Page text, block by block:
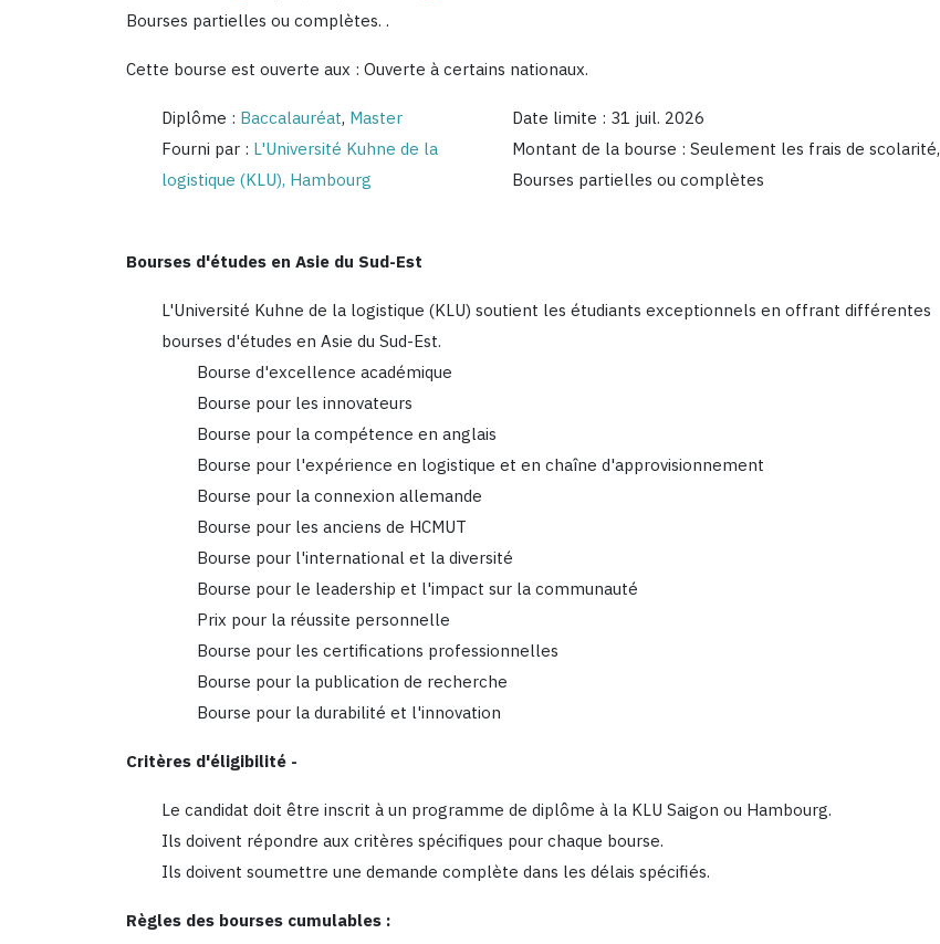
Bourses partielles ou complètes. .
Cette bourse est ouverte aux : Ouverte à certains nationaux.
Diplôme : Baccalauréat, Master
Fourni par : L'Université Kuhne de la
logistique (KLU), Hambourg
Date limite : 31 juil. 2026
Montant de la bourse : Seulement les frais de scolarité,
Bourses partielles ou complètes
Bourses d'études en Asie du Sud-Est
L'Université Kuhne de la logistique (KLU) soutient les étudiants exceptionnels en offrant différentes
bourses d'études en Asie du Sud-Est.
Bourse d'excellence académique
Bourse pour les innovateurs
Bourse pour la compétence en anglais
Bourse pour l'expérience en logistique et en chaîne d'approvisionnement
Bourse pour la connexion allemande
Bourse pour les anciens de HCMUT
Bourse pour l'international et la diversité
Bourse pour le leadership et l'impact sur la communauté
Prix pour la réussite personnelle
Bourse pour les certifications professionnelles
Bourse pour la publication de recherche
Bourse pour la durabilité et l'innovation
Critères d'éligibilité -
Le candidat doit être inscrit à un programme de diplôme à la KLU Saigon ou Hambourg.
Ils doivent répondre aux critères spécifiques pour chaque bourse.
Ils doivent soumettre une demande complète dans les délais spécifiés.
Règles des bourses cumulables :